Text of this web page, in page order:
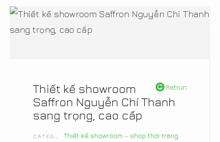
Retrun
Thiết kế showroom
Saffron Nguyễn Chí Thanh
sang trọng, cao cấp
Thiết kế showroom - shop thời trang